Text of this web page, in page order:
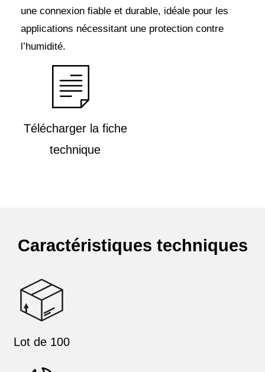
une connexion fiable et durable, idéale pour les
applications nécessitant une protection contre
l’humidité.
Télécharger la fiche
technique
Caractéristiques techniques
Lot de 100